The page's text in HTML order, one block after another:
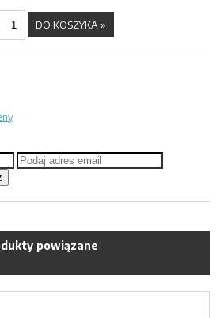
powiązane